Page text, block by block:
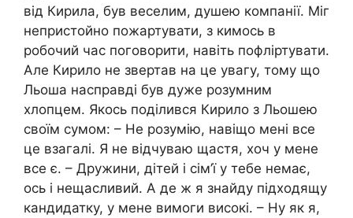
від Кирила, був веселим, душею компанії. Міг
непристойно пожартувати, з кимось в
робочий час поговорити, навіть пофліртувати.
Але Кирило не звертав на це увагу, тому що
Льоша насправді був дуже розумним
хлопцем. Якось поділився Кирило з Льошею
своїм сумом: – Не розумію, навіщо мені все
це взагалі. Я не відчуваю щастя, хоч у мене
все є. – Дружини, дітей і сім’ї у тебе немає,
ось і нещасливий. А де ж я знайду підходящу
кандидатку, у мене вимоги високі. – Ну як я,